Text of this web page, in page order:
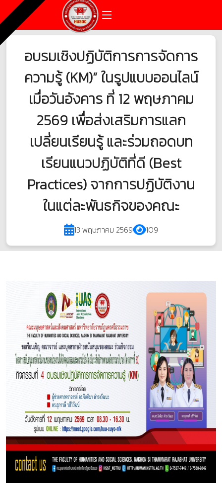
อบรมเชิงปฏิบัติการการจัดการ
ความรู้ (KM)” ในรูปแบบออนไลน์
เมื่อวันอังคาร ที่ 12 พฤษภาคม
2569 เพื่อส่งเสริมการแลก
เปลี่ยนเรียนรู้ และร่วมถอดบท
เรียนแนวปฏิบัติที่ดี (Best
Practices) จากการปฏิบัติงาน
ในแต่ละพันธกิจของคณะ
13 พฤษภาคม 2569 109